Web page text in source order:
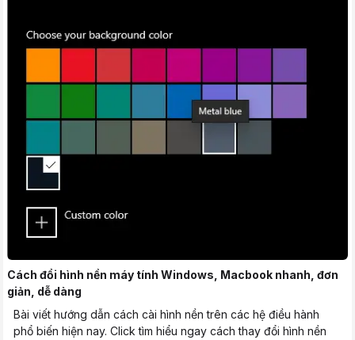
Cách đổi hình nền máy tính Windows, Macbook nhanh, đơn
giản, dễ dàng
Bài viết hướng dẫn cách cài hình nền trên các hệ điều hành
phổ biến hiện nay. Click tìm hiểu ngay cách thay đổi hình nền